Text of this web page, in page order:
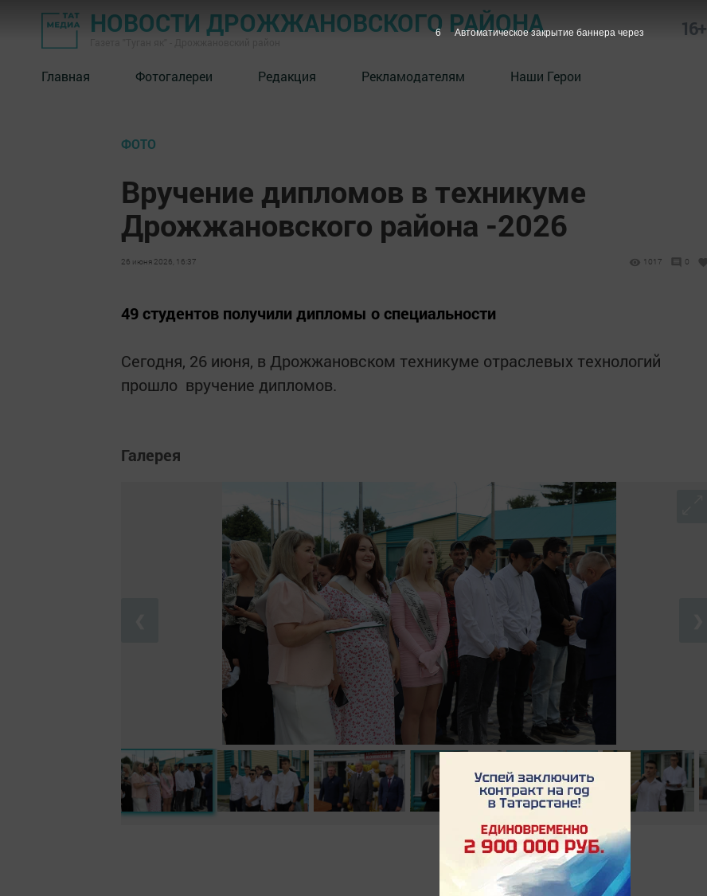
НОВОСТИ ДРОЖЖАНОВСКОГО РАЙОНА 16+
Главная Фотогалереи Редакция Рекламодателям Наши Герои
ФОТО
Вручение дипломов в техникуме
Дрожжановского района -2026
26 июня 2026, 16:37 1017 0
49 студентов получили дипломы о специальности
Сегодня, 26 июня, в Дрожжановском техникуме отраслевых технологий
прошло вручение дипломов.
Галерея
6 Автоматическое закрытие баннера через